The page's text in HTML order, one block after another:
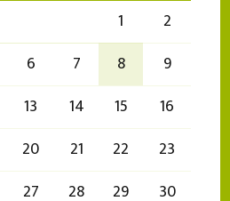
1
2
6 7 8
9
13 14 15
16
20 21 22
23
27 28 29
30